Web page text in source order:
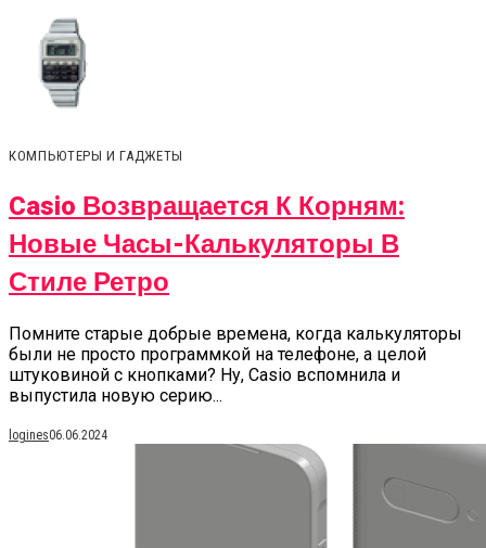
КОМПЬЮТЕРЫ И ГАДЖЕТЫ
Casio Возвращается К Корням:
Новые Часы-Калькуляторы В
Стиле Ретро
Помните старые добрые времена, когда калькуляторы
были не просто программкой на телефоне, а целой
штуковиной с кнопками? Ну, Casio вспомнила и
выпустила новую серию...
logines06.06.2024